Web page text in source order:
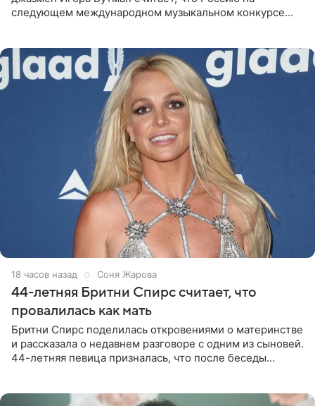
следующем международном музыкальном конкурсе
18 часов назад Соня Жарова
44-летняя Бритни Спирс считает, что
провалилась как мать
Бритни Спирс поделилась откровениями о материнстве
и рассказала о недавнем разговоре с одним из сыновей.
44-летняя певица призналась, что после беседы